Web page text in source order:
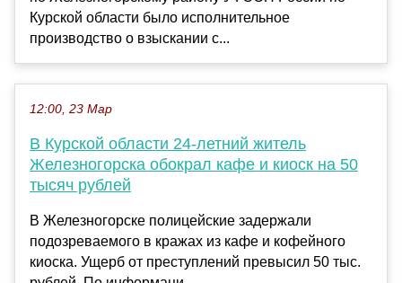
Курской области было исполнительное
производство о взыскании с...
12:00, 23 Мар
В Курской области 24-летний житель
Железногорска обокрал кафе и киоск на 50
тысяч рублей
В Железногорске полицейские задержали
подозреваемого в кражах из кафе и кофейного
киоска. Ущерб от преступлений превысил 50 тыс.